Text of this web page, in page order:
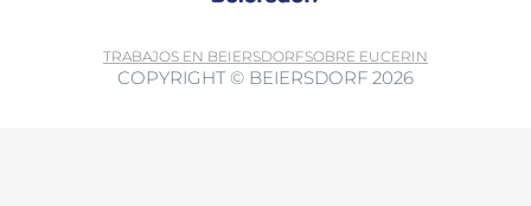
TRABAJOS EN BEIERSDORFSOBRE EUCERIN
COPYRIGHT © BEIERSDORF 2026